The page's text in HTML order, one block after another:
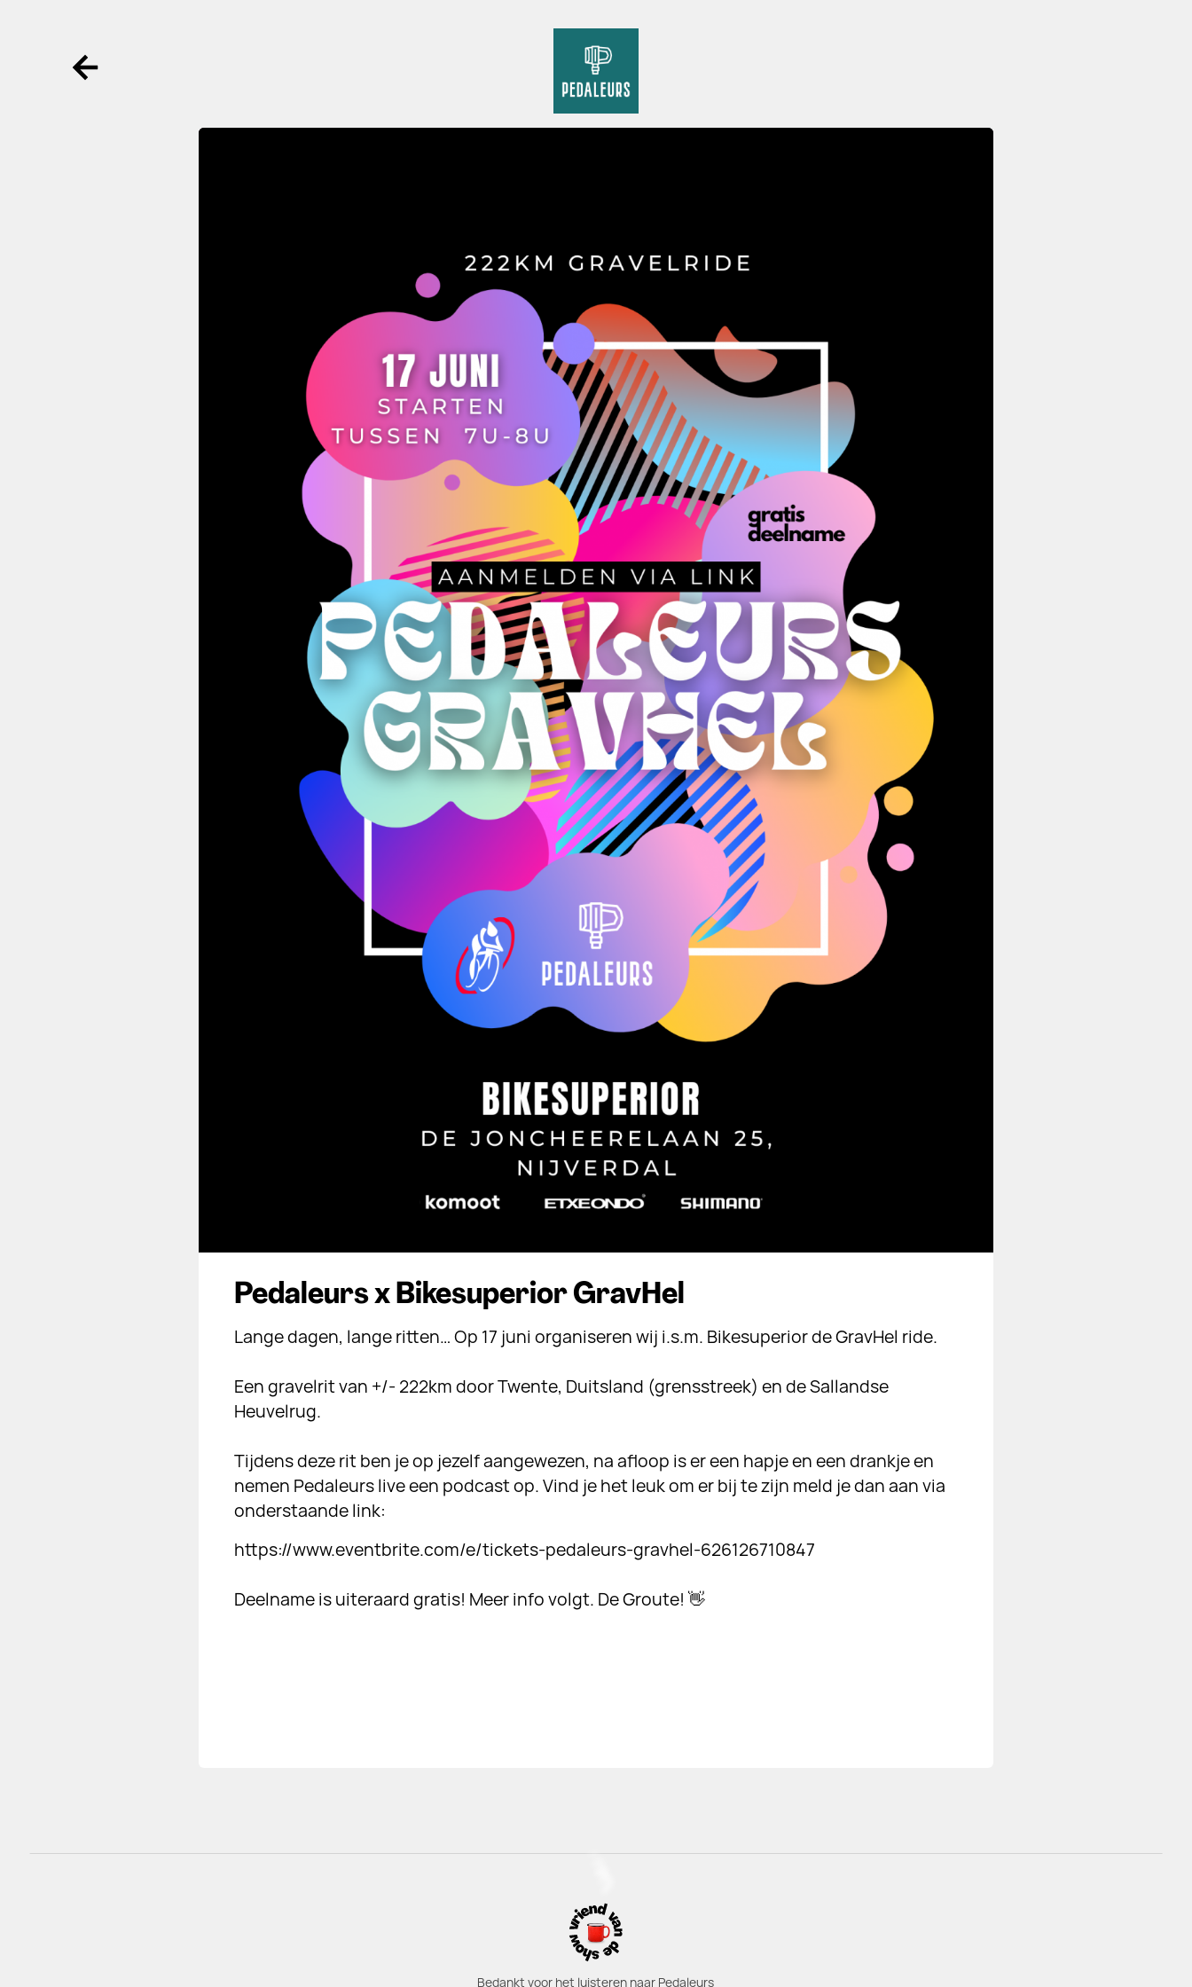
Ga terug
Pedaleurs
Pedaleurs x Bikesuperior GravHel
Lange dagen, lange ritten… Op 17 juni organiseren wij i.s.m. Bikesuperior de GravHel ride.
Een gravelrit van +/- 222km door Twente, Duitsland (grensstreek) en de Sallandse
Heuvelrug. ⠀⠀⠀⠀⠀⠀⠀⠀⠀⠀⠀⠀
Tijdens deze rit ben je op jezelf aangewezen, na afloop is er een hapje en een drankje en
nemen Pedaleurs live een podcast op. Vind je het leuk om er bij te zijn meld je dan aan via
onderstaande link:
https://www.eventbrite.com/e/tickets-pedaleurs-gravhel-626126710847⠀⠀⠀⠀⠀⠀⠀⠀⠀⠀
Deelname is uiteraard gratis! Meer info volgt. De Groute! 👋
Bedankt voor het luisteren naar Pedaleurs